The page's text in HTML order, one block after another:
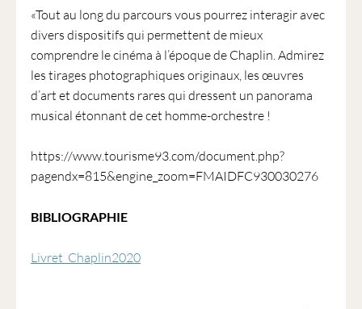
«Tout au long du parcours vous pourrez interagir avec
divers dispositifs qui permettent de mieux
comprendre le cinéma à l’époque de Chaplin. Admirez
les tirages photographiques originaux, les œuvres
d’art et documents rares qui dressent un panorama
musical étonnant de cet homme-orchestre !
https://www.tourisme93.com/document.php?
pagendx=815&engine_zoom=FMAIDFC930030276
BIBLIOGRAPHIE
Livret_Chaplin2020